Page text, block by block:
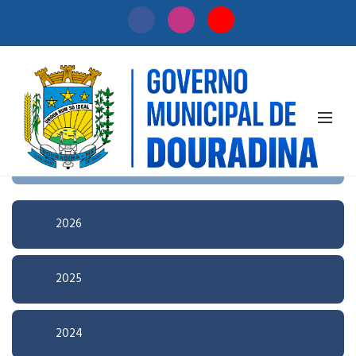
Início / Licitação
Pesquisa Avançada
2026
2025
2024